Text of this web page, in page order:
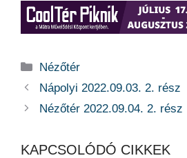
Kategória
Nézőtér
Nápolyi 2022.09.03. 2. rész
Nézőtér 2022.09.04. 2. rész
KAPCSOLÓDÓ CIKKEK